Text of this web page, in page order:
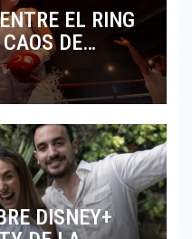
EL RING
DE
DISNEY+